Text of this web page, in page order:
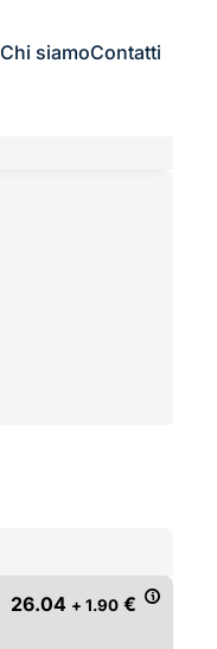
Chi siamoContatti
26.04 + 1.90 €